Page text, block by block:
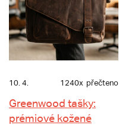
10. 4. 1240x přečteno
Greenwood tašky:
prémiové kožené